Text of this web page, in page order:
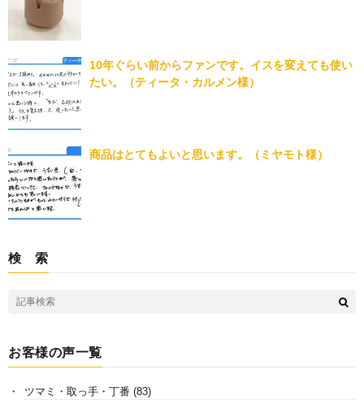
10年ぐらい前からファンです。イスを変えても使い
たい。（ティータ・カルメン様）
商品はとてもよいと思います。（ミヤモト様）
検 索
お客様の声一覧
ツマミ・取っ手・丁番 (83)